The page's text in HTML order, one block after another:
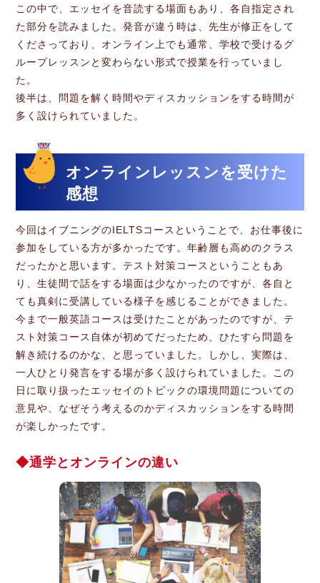
この中で、エッセイを音読する場面もあり、各自指定され
た部分を読みました。発音が違う時は、先生が修正をして
くださっており、オンライン上でも通常、学校で受けるグ
ループレッスンと変わらない形式で授業を行っていまし
た。
後半は、問題を解く時間やディスカッションをする時間が
多く設けられていました。
オンラインレッスンを受けた
感想
今回はイブニングのIELTSコースということで、お仕事後に
参加をしている方が多かったです。年齢層も高めのクラス
だったかと思います。テスト対策コースということもあ
り、生徒間で話をする場面は少なかったのですが、各自と
ても真剣に受講している様子を感じることができました。
今まで一般英語コースは受けたことがあったのですが、テ
スト対策コース自体が初めてだったため、ひたすら問題を
解き続けるのかな、と思っていました。しかし、実際は、
一人ひとり発言をする場が多く設けられていました。この
日に取り扱ったエッセイのトピックの環境問題についての
意見や、なぜそう考えるのかディスカッションをする時間
が楽しかったです。
通学とオンラインの違い